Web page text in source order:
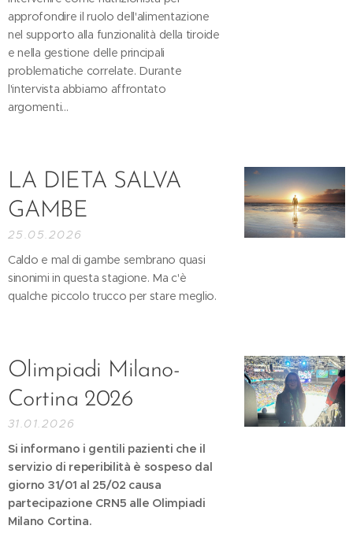
approfondire il ruolo dell'alimentazione
nel supporto alla funzionalità della tiroide
e nella gestione delle principali
problematiche correlate. Durante
l'intervista abbiamo affrontato
argomenti...
LA DIETA SALVA
GAMBE
25.05.2026
Caldo e mal di gambe sembrano quasi
sinonimi in questa stagione. Ma c'è
qualche piccolo trucco per stare meglio.
Olimpiadi Milano-
Cortina 2026
31.01.2026
Si informano i gentili pazienti che il
servizio di reperibilità è sospeso dal
giorno 31/01 al 25/02 causa
partecipazione CRN5 alle Olimpiadi
Milano Cortina.